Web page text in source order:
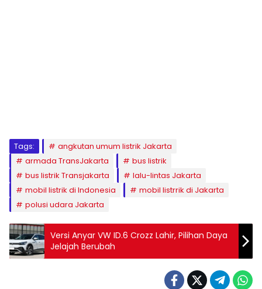
Tags:
angkutan umum listrik Jakarta
armada TransJakarta
bus listrik
bus listrik Transjakarta
lalu-lintas Jakarta
mobil listrik di Indonesia
mobil listrrik di Jakarta
polusi udara Jakarta
Versi Anyar VW ID.6 Crozz Lahir, Pilihan Daya
Jelajah Berubah